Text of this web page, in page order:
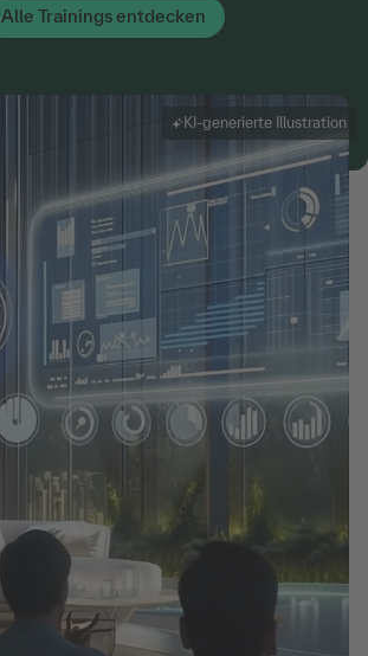
Alle Trainings entdecken
KI-generierte Illustration